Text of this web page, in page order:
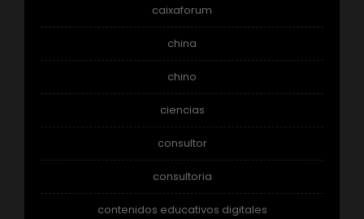
caixaforum
china
chino
ciencias
consultor
consultoria
contenidos educativos digitales